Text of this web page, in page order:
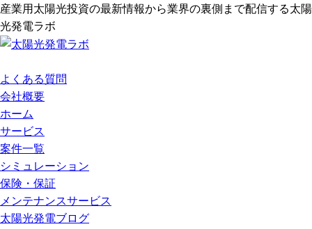
産業用太陽光投資の最新情報から業界の裏側まで配信する太陽
光発電ラボ
よくある質問
会社概要
ホーム
サービス
案件一覧
シミュレーション
保険・保証
メンテナンスサービス
太陽光発電ブログ